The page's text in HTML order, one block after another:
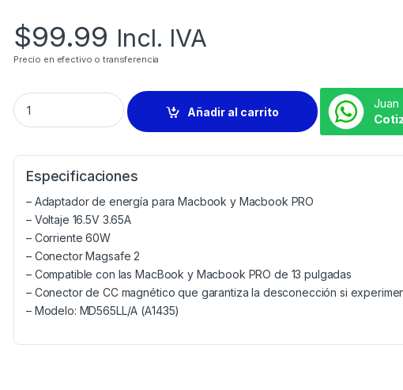
$99.99 Incl. IVA
Precio en efectivo o transferencia
Añadir al carrito
Juan
Especificaciones
– Adaptador de energía para Macbook y Macbook PRO
– Voltaje 16.5V 3.65A
– Corriente 60W
– Conector Magsafe 2
– Compatible con las MacBook y Macbook PRO de 13 pulgadas
– Conector de CC magnético que garantiza la desconección si
– Modelo: MD565LL/A (A1435)